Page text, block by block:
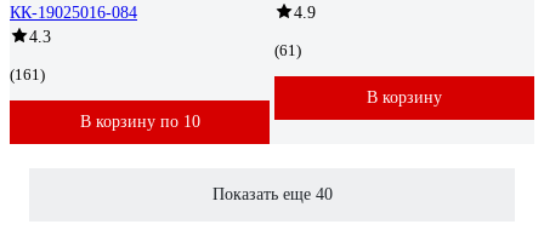
КК-19025016-084
4.3
(161)
В корзину по 10
4.9
(61)
В корзину
Показать еще 40